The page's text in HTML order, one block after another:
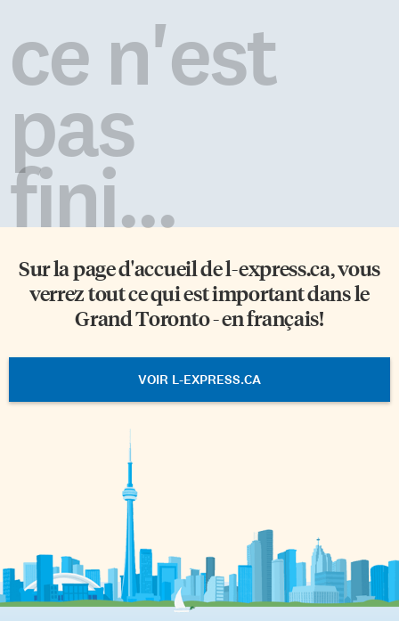
ce n'est
pas
fini...
Sur la page d'accueil del-express.ca, vous
verrez tout ce qui est important dans le
Grand Toronto - en français!
VOIR L-EXPRESS.CA